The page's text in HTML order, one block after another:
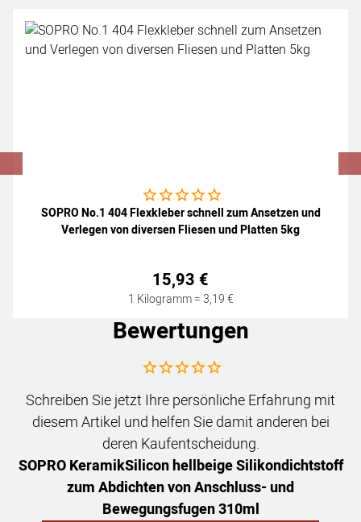
Noch keine Bewertungen abgegeben
SOPRO No.1 404 Flexkleber schnell zum Ansetzen und
Verlegen von diversen Fliesen und Platten 5kg
15,93 €
1 Kilogramm =3,19€
Bewertungen
Noch keine Bewertungen abgegeben
Schreiben Sie jetzt Ihre persönliche Erfahrung mit
diesem Artikel und helfen Sie damit anderen bei
deren Kaufentscheidung.
SOPRO KeramikSilicon hellbeige Silikondichtstoff
zum Abdichten von Anschluss- und
Bewegungsfugen 310ml